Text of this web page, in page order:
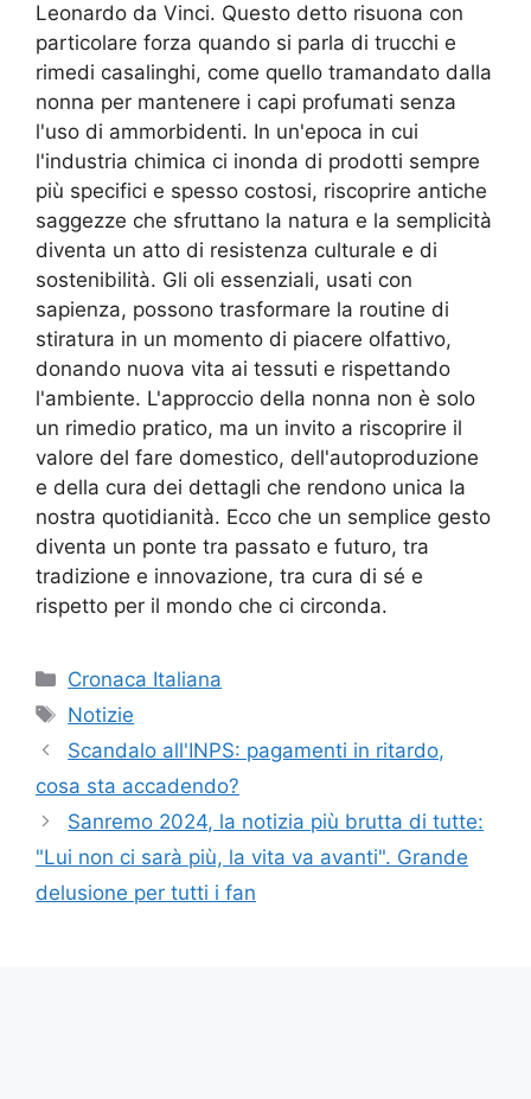
Leonardo da Vinci. Questo detto risuona con
particolare forza quando si parla di trucchi e
rimedi casalinghi, come quello tramandato dalla
nonna per mantenere i capi profumati senza
l'uso di ammorbidenti. In un'epoca in cui
l'industria chimica ci inonda di prodotti sempre
più specifici e spesso costosi, riscoprire antiche
saggezze che sfruttano la natura e la semplicità
diventa un atto di resistenza culturale e di
sostenibilità. Gli oli essenziali, usati con
sapienza, possono trasformare la routine di
stiratura in un momento di piacere olfattivo,
donando nuova vita ai tessuti e rispettando
l'ambiente. L'approccio della nonna non è solo
un rimedio pratico, ma un invito a riscoprire il
valore del fare domestico, dell'autoproduzione
e della cura dei dettagli che rendono unica la
nostra quotidianità. Ecco che un semplice gesto
diventa un ponte tra passato e futuro, tra
tradizione e innovazione, tra cura di sé e
rispetto per il mondo che ci circonda.
Categorie
Cronaca Italiana
Tag
Notizie
Scandalo all'INPS: pagamenti in ritardo,
cosa sta accadendo?
Sanremo 2024, la notizia più brutta di tutte:
"Lui non ci sarà più, la vita va avanti". Grande
delusione per tutti i fan